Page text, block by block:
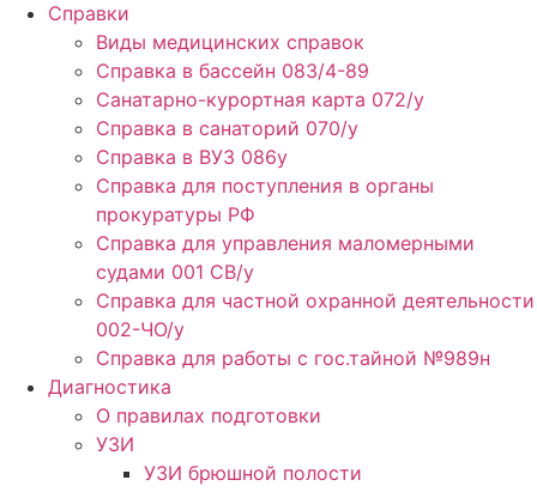
Справки
Виды медицинских справок
Справка в бассейн 083/4-89
Санатарно-курортная карта 072/у
Справка в санаторий 070/у
Справка в ВУЗ 086у
Справка для поступления в органы
прокуратуры РФ
Справка для управления маломерными
судами 001 СВ/у
Справка для частной охранной деятельности
002-ЧО/у
Справка для работы с гос.тайной №989н
Диагностика
О правилах подготовки
УЗИ
УЗИ брюшной полости